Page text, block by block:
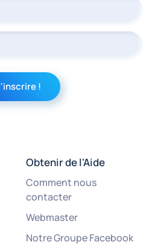
Obtenir de l'Aide
Comment nous
contacter
Webmaster
Notre Groupe Facebook